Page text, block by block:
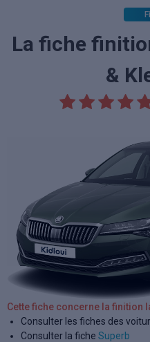
La fiche
&
Cette fiche concerne la finition
Consulter les fiches des
Consulter la fiche Superb